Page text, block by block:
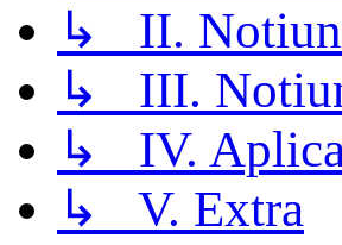
↳ II. Notiuni
↳ III.
↳ IV.
↳ V. Extra